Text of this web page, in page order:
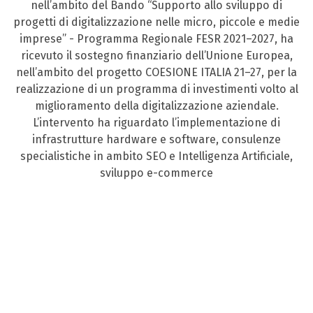
nell’ambito del Bando “Supporto allo sviluppo di
progetti di digitalizzazione nelle micro, piccole e medie
imprese” - Programma Regionale FESR 2021–2027, ha
ricevuto il sostegno finanziario dell’Unione Europea,
nell’ambito del progetto COESIONE ITALIA 21–27, per la
realizzazione di un programma di investimenti volto al
miglioramento della digitalizzazione aziendale.
L’intervento ha riguardato l’implementazione di
infrastrutture hardware e software, consulenze
specialistiche in ambito SEO e Intelligenza Artificiale,
sviluppo e-commerce